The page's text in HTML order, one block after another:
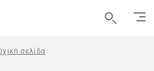
σελίδα